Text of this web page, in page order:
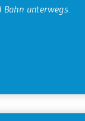
unterwegs.